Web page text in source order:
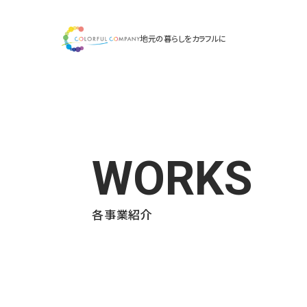
地元の暮らしをカラフルに
WORKS
各事業紹介